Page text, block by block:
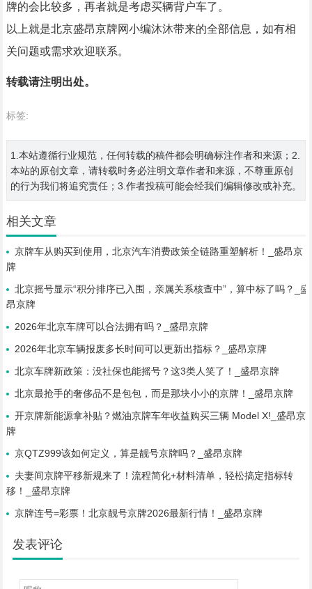
牌的会比较多，再者就是考虑买辆背户车了。
以上就是北京盛昂京牌网小编沐沐带来的全部信息，如有相
关问题或需求欢迎联系。
转载请注明出处。
标签:
1.本站遵循行业规范，任何转载的稿件都会明确标注作者和来源；2.
本站的原创文章，请转载时务必注明文章作者和来源，不尊重原创
的行为我们将追究责任；3.作者投稿可能会经我们编辑修改或补充。
相关文章
京牌车从购买到使用，北京汽车消费政策全链路重塑解析！_盛昂京
牌
北京摇号显示“积分排序已入围，亲属关系核查中”，算中标了吗？_盛
昂京牌
2026年北京车牌可以合法拥有吗？_盛昂京牌
2026年北京车辆报废多长时间可以更新出指标？_盛昂京牌
北京车牌新政策：没社保也能摇号？这3类人笑了！_盛昂京牌
北京最抢手的奢侈品不是包包，而是那块小小的京牌！_盛昂京牌
开京牌新能源拿补贴？燃油京牌车年收益购买三辆 Model X!_盛昂京
牌
京QTZ999该如何定义，算是靓号京牌吗？_盛昂京牌
夫妻间京牌平移新规来了！流程简化+材料清单，轻松搞定指标转
移！_盛昂京牌
京牌连号=彩票！北京靓号京牌2026最新行情！_盛昂京牌
发表评论